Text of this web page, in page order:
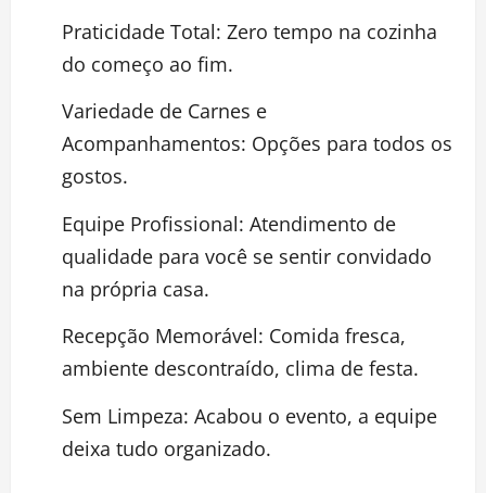
Praticidade Total: Zero tempo na cozinha
do começo ao fim.
Variedade de Carnes e
Acompanhamentos: Opções para todos os
gostos.
Equipe Profissional: Atendimento de
qualidade para você se sentir convidado
na própria casa.
Recepção Memorável: Comida fresca,
ambiente descontraído, clima de festa.
Sem Limpeza: Acabou o evento, a equipe
deixa tudo organizado.